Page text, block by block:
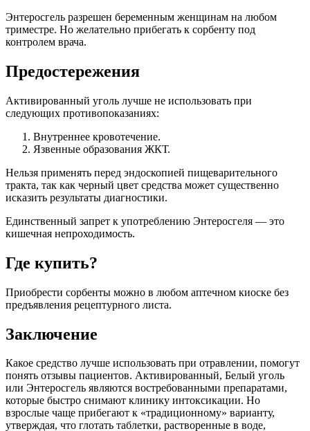
Энтеросгель разрешен беременным женщинам на любом
триместре. Но желательно прибегать к сорбенту под
контролем врача.
Предостережения
Активированный уголь лучше не использовать при
следующих противопоказаниях:
Внутреннее кровотечение.
Язвенные образования ЖКТ.
Нельзя применять перед эндоскопией пищеварительного
тракта, так как черный цвет средства может существенно
исказить результаты диагностики.
Единственный запрет к употреблению Энтеросгеля — это
кишечная непроходимость.
Где купить?
Приобрести сорбенты можно в любом аптечном киоске без
предъявления рецептурного листа.
Заключение
Какое средство лучше использовать при отравлении, помогут
понять отзывы пациентов. Активированный, Белый уголь
или Энтеросгель являются востребованными препаратами,
которые быстро снимают клинику интоксикации. Но
взрослые чаще прибегают к «традиционному» варианту,
утверждая, что глотать таблетки, растворенные в воде,